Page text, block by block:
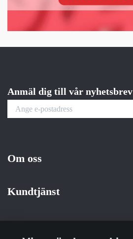
Anmäl dig till vår nyhetsbrev
Om oss
Kundtjänst